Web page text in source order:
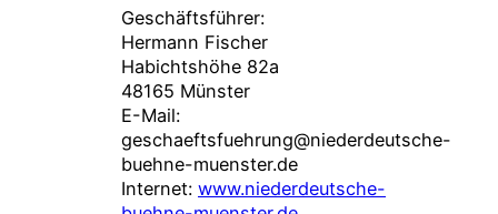
Geschäftsführer:
Hermann Fischer
Habichtshöhe 82a
48165 Münster
E-Mail:
geschaeftsfuehrung@niederdeutsche-
buehne-muenster.de
Internet: www.niederdeutsche-